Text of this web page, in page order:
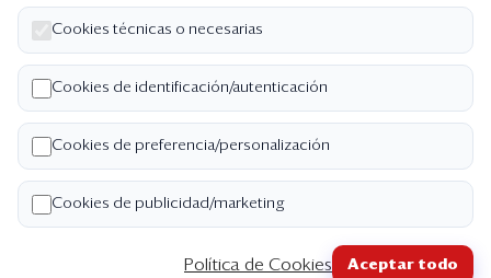
Edición Impresa
Nosotros
Quiénes somos
Código de ética
Términos y Condiciones
Cookies técnicas o necesarias
Cookies de identificación/autenticación
Cookies de preferencia/personalización
Cookies de publicidad/marketing
Política de Cookies Aceptar todo